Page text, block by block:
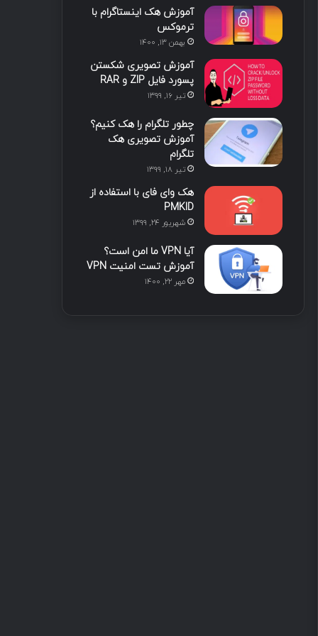
ی
ن
ب
ا
گ
ر
م
م
آموزش هک اینستاگرام با
ترموکس
بهمن ۱۳, ۱۴۰۰
آموزش تصویری شکستن
پسورد فایل ZIP و RAR
تیر ۱۶, ۱۳۹۹
چطور تلگرام را هک کنیم؟
آموزش تصویری هک
تلگرام
تیر ۱۸, ۱۳۹۹
هک وای فای با استفاده از
PMKID
شهریور ۲۴, ۱۳۹۹
آیا VPN ما امن است؟
آموزش تست امنیت VPN
مهر ۲۲, ۱۴۰۰